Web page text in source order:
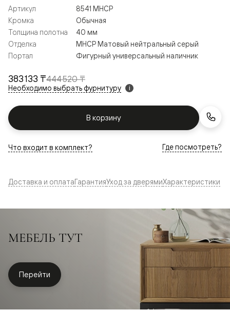
383 133 ₸444 520 ₸
Необходимо выбрать фурнитуру i
В корзину
Артикул
8541 МНСР
Кромка
Обычная
Толщина полотна
40 мм
Отделка
МНСР Матовый нейтральный серый
Портал
Фигурный универсальный наличник
Что входит в комплект? Где посмотреть?
Доставка и оплатаГарантияУход за дверямиХарактеристики
МЕБЕЛЬ ТУТ
Перейти